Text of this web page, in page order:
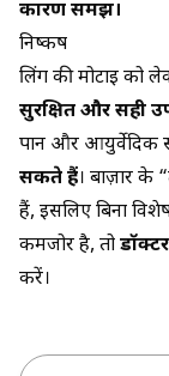
कारण समझें।
निष्कर्ष
लिंग की मोटाई को
सुरक्षित और सही
पान और आयुर्वेदिक
सकते हैं। बाज़ार के
हैं, इसलिए बिना
कमजोर है, तो
करें।